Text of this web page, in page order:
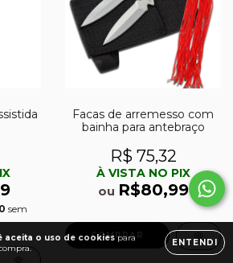
aceita o uso de cookiespara
ENTENDI
sem
Facas de arremesso com
bainha para antebraço
R$ 75,32
À VISTA NO PIX
ou R$80,99